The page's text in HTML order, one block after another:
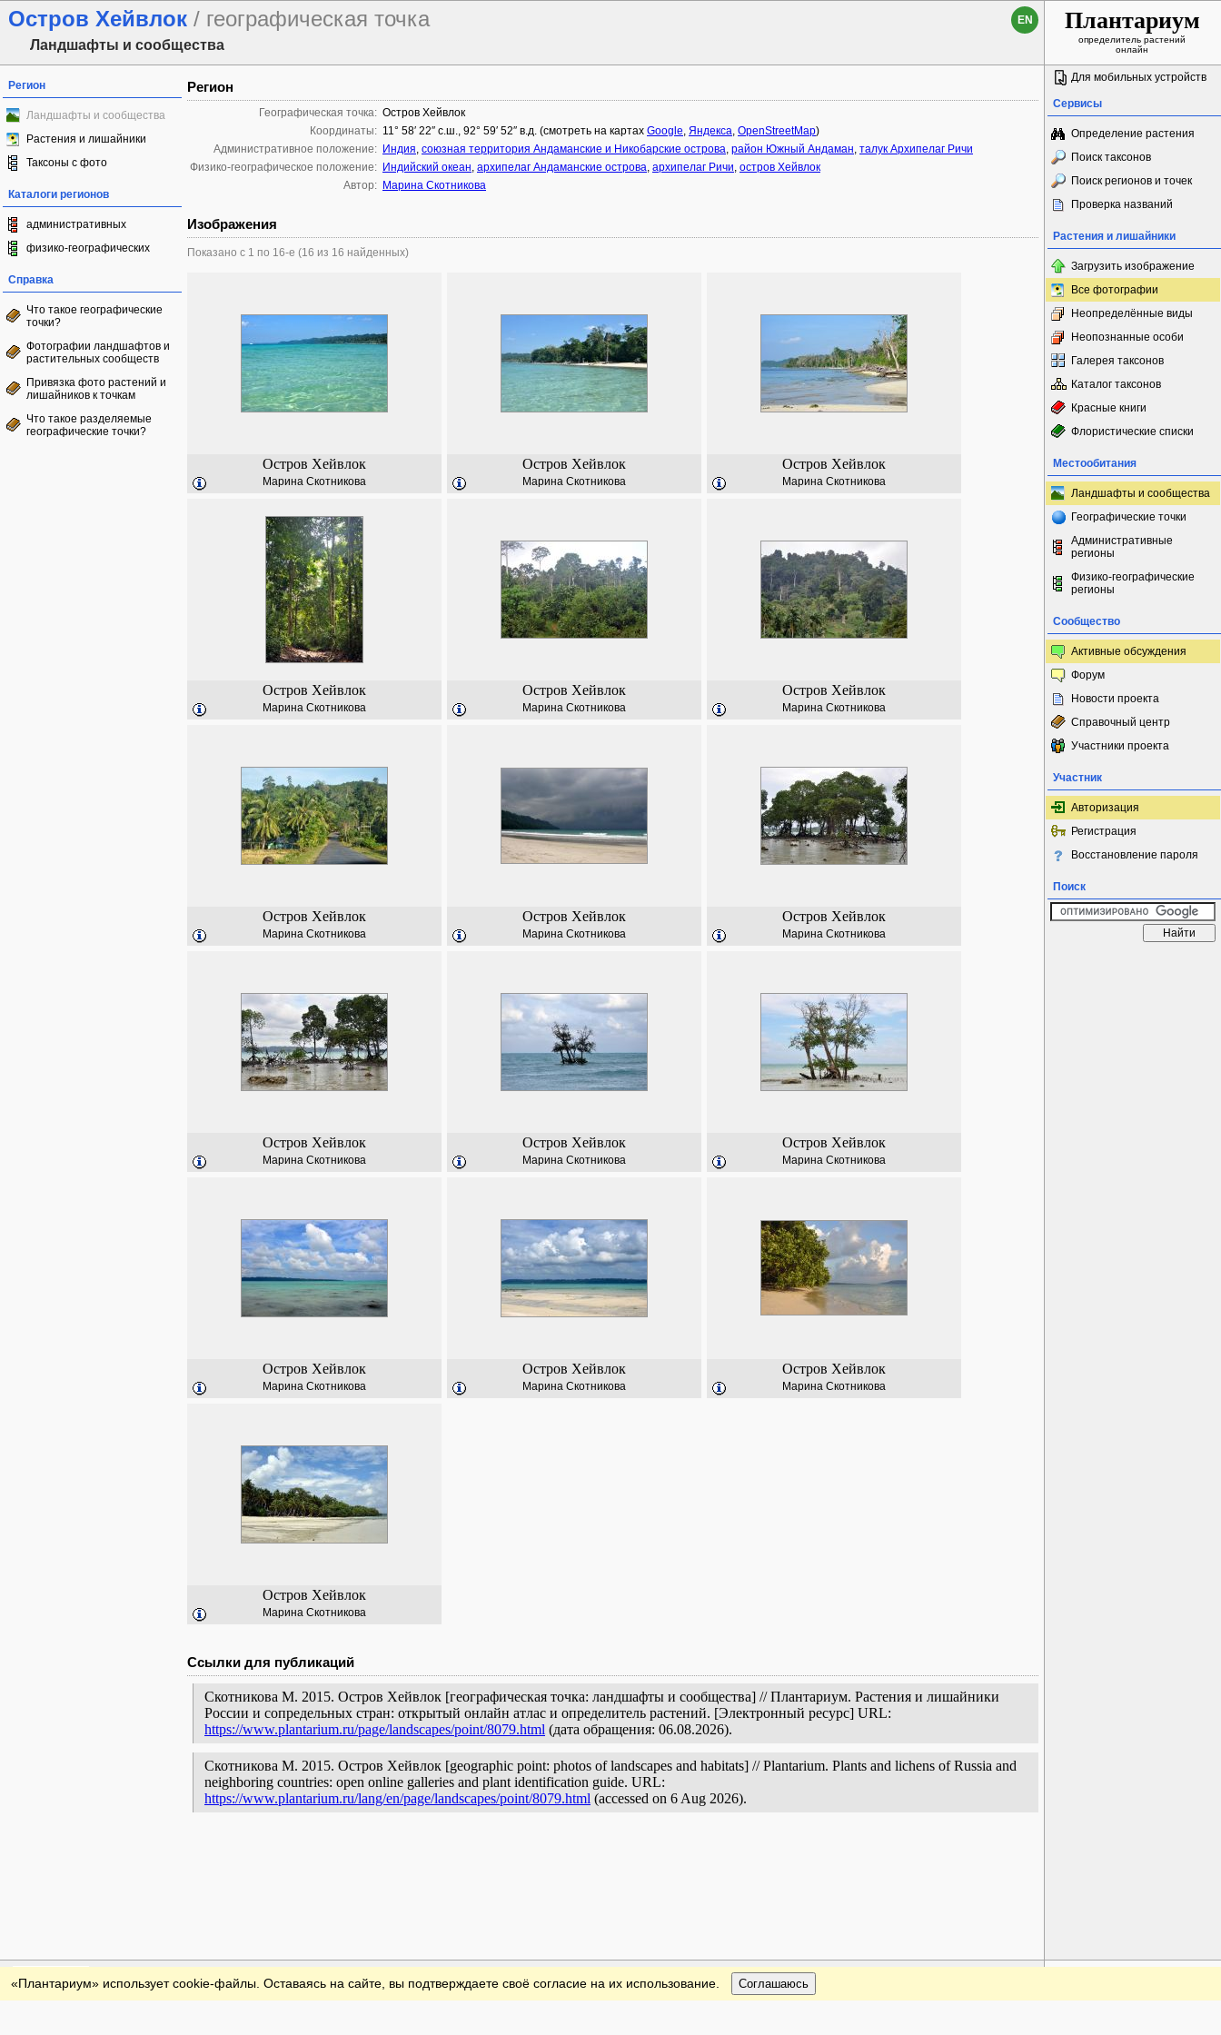
Остров Хейвлок / географическая точка
Ландшафты и сообщества
EN Плантариум
определитель растений
онлайн
Регион
Ландшафты и сообщества
Растения и лишайники
Таксоны с фото
Каталоги регионов
административных
физико-географических
Справка
Что такое географические
точки?
Фотографии ландшафтов и
растительных сообществ
Привязка фото растений и
лишайников к точкам
Что такое разделяемые
географические точки?
Регион
Географическая точка: Остров Хейвлок
Координаты: 11° 58′ 22″ с.ш., 92° 59′ 52″ в.д. (смотреть на картах Google, Яндекса, OpenStreetMap)
Административное положение: Индия, союзная территория Андаманские и Никобарские острова, район Южный Андаман, талук Архипелаг Ричи
Физико-географическое положение: Индийский океан, архипелаг Андаманские острова, архипелаг Ричи, остров Хейвлок
Автор: Марина Скотникова
Изображения
Показано с 1 по 16-е (16 из 16 найденных)
Остров Хейвлок
Марина Скотникова
Остров Хейвлок
Марина Скотникова
Остров Хейвлок
Марина Скотникова
Остров Хейвлок
Марина Скотникова
Остров Хейвлок
Марина Скотникова
Остров Хейвлок
Марина Скотникова
Остров Хейвлок
Марина Скотникова
Остров Хейвлок
Марина Скотникова
Остров Хейвлок
Марина Скотникова
Остров Хейвлок
Марина Скотникова
Остров Хейвлок
Марина Скотникова
Остров Хейвлок
Марина Скотникова
Остров Хейвлок
Марина Скотникова
Остров Хейвлок
Марина Скотникова
Остров Хейвлок
Марина Скотникова
Остров Хейвлок
Марина Скотникова
Ссылки для публикаций
Скотникова М. 2015. Остров Хейвлок [географическая точка: ландшафты и сообщества] // Плантариум. Растения и лишайники
России и сопредельных стран: открытый онлайн атлас и определитель растений. [Электронный ресурс] URL:
https://www.plantarium.ru/page/landscapes/point/8079.html (дата обращения: 06.08.2026).
Скотникова М. 2015. Остров Хейвлок [geographic point: photos of landscapes and habitats] // Plantarium. Plants and lichens of Russia and
neighboring countries: open online galleries and plant identification guide. URL:
https://www.plantarium.ru/lang/en/page/landscapes/point/8079.html (accessed on 6 Aug 2026).
Для мобильных устройств
Сервисы
Определение растения
Поиск таксонов
Поиск регионов и точек
Проверка названий
Растения и лишайники
Загрузить изображение
Все фотографии
Неопределённые виды
Неопознанные особи
Галерея таксонов
Каталог таксонов
Красные книги
Флористические списки
Местообитания
Ландшафты и сообщества
Географические точки
Административные
регионы
Физико-географические
регионы
Сообщество
Активные обсуждения
Форум
Новости проекта
Справочный центр
Участники проекта
Участник
Авторизация
Регистрация
Восстановление пароля
Поиск
Обратная связь
«Плантариум» использует cookie-файлы. Оставаясь на сайте, вы подтверждаете своё согласие на их использование. Соглашаюсь